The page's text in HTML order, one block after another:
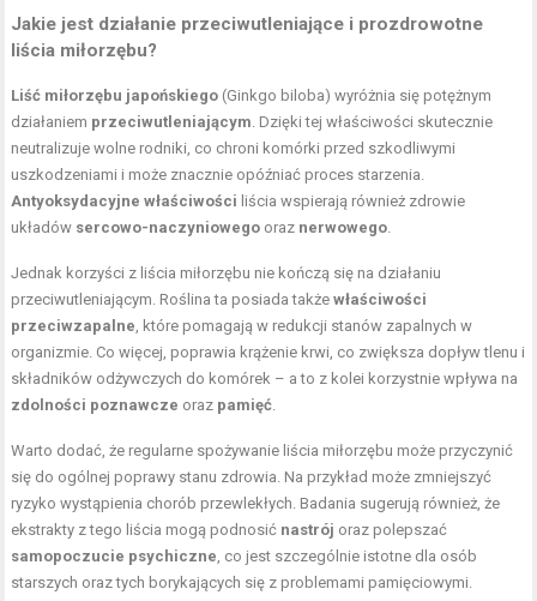
Jakie jest działanie przeciwutleniające i prozdrowotne
liścia miłorzębu?
Liść miłorzębu japońskiego (Ginkgo biloba) wyróżnia się potężnym
działaniem przeciwutleniającym. Dzięki tej właściwości skutecznie
neutralizuje wolne rodniki, co chroni komórki przed szkodliwymi
uszkodzeniami i może znacznie opóźniać proces starzenia.
Antyoksydacyjne właściwości liścia wspierają również zdrowie
układów sercowo-naczyniowego oraz nerwowego.
Jednak korzyści z liścia miłorzębu nie kończą się na działaniu
przeciwutleniającym. Roślina ta posiada takżewłaściwości
przeciwzapalne, które pomagają w redukcji stanów zapalnych w
organizmie. Co więcej, poprawia krążenie krwi, co zwiększa dopływ tlenu i
składników odżywczych do komórek – a to z kolei korzystnie wpływa na
zdolności poznawcze oraz pamięć.
Warto dodać, że regularne spożywanie liścia miłorzębu może przyczynić
się do ogólnej poprawy stanu zdrowia. Na przykład może zmniejszyć
ryzyko wystąpienia chorób przewlekłych. Badania sugerują również, że
ekstrakty z tego liścia mogą podnosić nastrój oraz polepszać
samopoczucie psychiczne, co jest szczególnie istotne dla osób
starszych oraz tych borykających się z problemami pamięciowymi.